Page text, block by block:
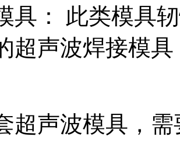
具： 此类模具
超声波焊接模
超声波模具，